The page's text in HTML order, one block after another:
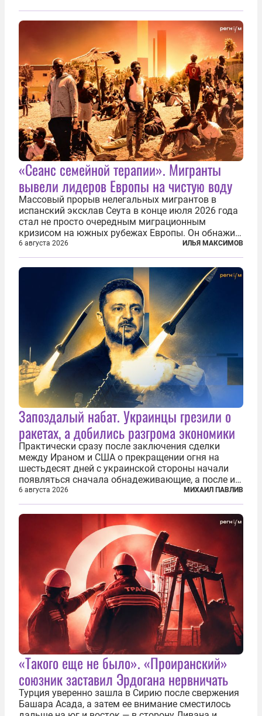
«Сеанс семейной терапии». Мигранты
вывели лидеров Европы на чистую воду
Массовый прорыв нелегальных мигрантов в
испанский эксклав Сеута в конце июля 2026 года
стал не просто очередным миграционным
кризисом на южных рубежах Европы. Он обнажил
фундаментальный раскол внутри Евросоюза,
продемонстрировав, что десятилетиями
выстраивавшаяся миграционная политика ЕС
6 августа 2026 ИЛЬЯ МАКСИМОВ
Запоздалый набат. Украинцы грезили о
ракетах, а добились разгрома экономики
Практически сразу после заключения сделки
между Ираном и США о прекращении огня на
шестьдесят дней с украинской стороны начали
появляться сначала обнадеживающие, а после и
вовсе бравурные заявления про некий «перелом»
в войне. Вероятно, в сознании первых лиц
киевского режима и стоящих за ними...
6 августа 2026 МИХАИЛ ПАВЛИВ
«Такого еще не было». «Проиранский»
союзник заставил Эрдогана нервничать
Турция уверенно зашла в Сирию после свержения
Башара Асада, а затем ее внимание сместилось